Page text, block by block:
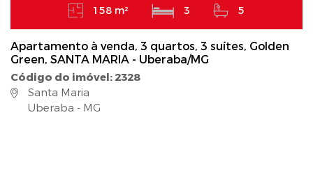
158 m² 3 5
Apartamento à venda, 3 quartos, 3 suítes, Golden
Green, SANTA MARIA - Uberaba/MG
Código do imóvel: 2328
Santa Maria
Uberaba - MG